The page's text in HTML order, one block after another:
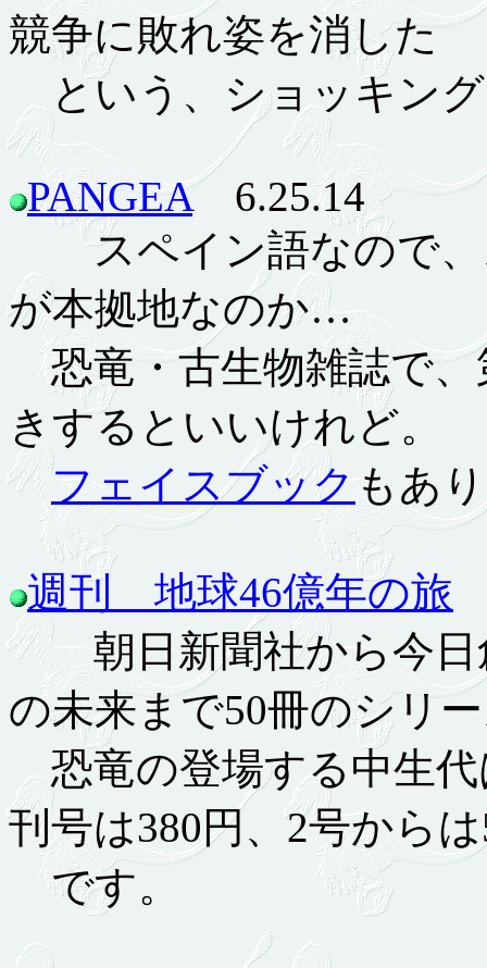
競争に敗れ姿を消した
という、ショッキン
PANGEA6.25.14
スペイン語なので、
が本拠地なのか…
恐竜・古生物雑誌で、
きするといいけれど。
フェイスブック もあ
週刊 地球46億年の旅
朝日新聞社から今日
の未来まで50冊のシリ
恐竜の登場する中生代
刊号は380円、2号から
です。